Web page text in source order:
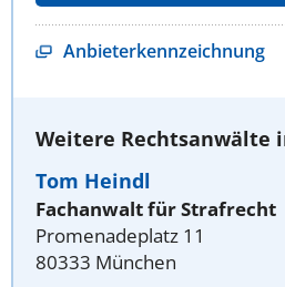
Anbieterkennzeichnung
Weitere Rechtsanwälte
Tom Heindl
Fachanwalt für Strafrecht
Promenadeplatz 11
80333 München